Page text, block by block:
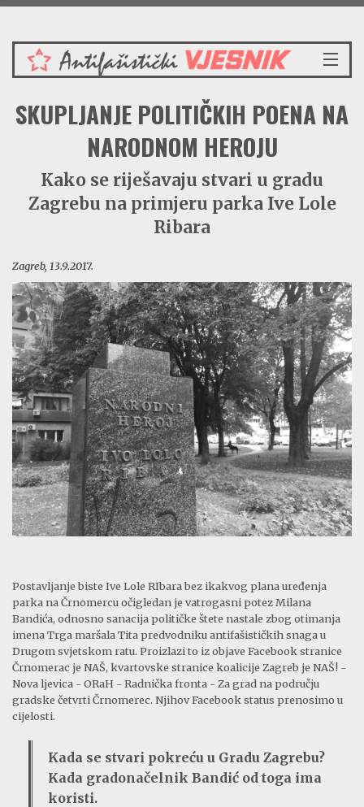
Petak 7.8.2026.
VIJESTI
REDAKCIJSKI KOMENTAR
VJESNIKOV KALENDAR
CRVENI ZABAVNIK
PRENOSIMO
NAŠE PJESME
SKUPLJANJE POLITIČKIH POENA NA
NARODNOM HEROJU
Kako se riješavaju stvari u gradu
Zagrebu na primjeru parka Ive Lole
Ribara
Zagreb, 13.9.2017.
Postavljanje biste Ive Lole RIbara bez ikakvog plana uređenja
parka na Črnomercu očigledan je vatrogasni potez Milana
Bandića, odnosno sanacija političke štete nastale zbog otimanja
imena Trga maršala Tita predvodniku antifašističkih snaga u
Drugom svjetskom ratu. Proizlazi to iz objave Facebook stranice
Črnomerac je NAŠ, kvartovske stranice koalicije Zagreb je NAŠ! -
Nova ljevica - ORaH - Radnička fronta - Za grad na području
gradske četvrti Črnomerec. Njihov Facebook status prenosimo u
cijelosti.
Kada se stvari pokreću u Gradu Zagrebu?
Kada gradonačelnik Bandić od toga ima
koristi.